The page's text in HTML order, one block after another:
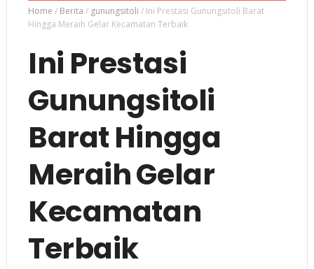
Home / Berita / gunungsitoli / Ini Prestasi Gunungsitoli Barat
Hingga Meraih Gelar Kecamatan Terbaik
Ini Prestasi
Gunungsitoli
Barat Hingga
Meraih Gelar
Kecamatan
Terbaik